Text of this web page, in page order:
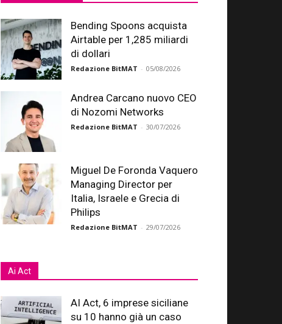
Bending Spoons acquista
Airtable per 1,285 miliardi
di dollari
Redazione BitMAT - 05/08/2026
Andrea Carcano nuovo CEO
di Nozomi Networks
Redazione BitMAT - 30/07/2026
Miguel De Foronda Vaquero
Managing Director per
Italia, Israele e Grecia di
Philips
Redazione BitMAT - 29/07/2026
Ai Act
AI Act, 6 imprese siciliane
su 10 hanno già un caso